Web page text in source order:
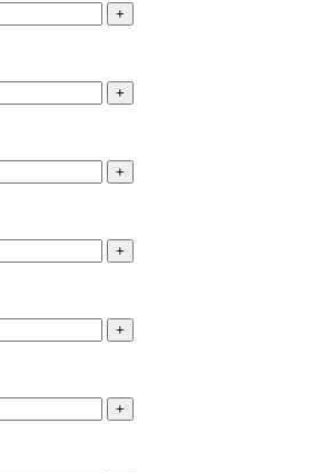
+
+
+
+
+
+